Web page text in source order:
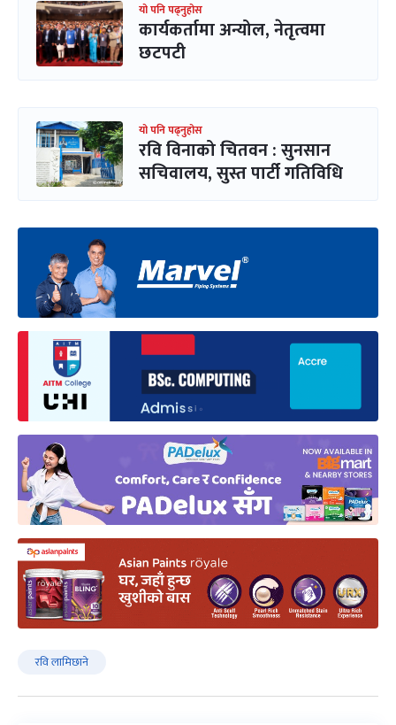
यो पनि पढ्नुहोस
कार्यकर्तामा अन्योल, नेतृत्वमा
छटपटी
यो पनि पढ्नुहोस
रवि विनाको चितवन : सुनसान
सचिवालय, सुस्त पार्टी गतिविधि
रवि लामिछाने